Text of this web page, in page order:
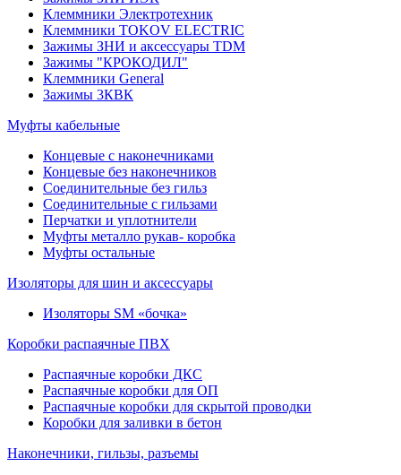
Клеммники Электротехник
Клеммники TOKOV ELECTRIC
Зажимы ЗНИ и аксессуары TDM
Зажимы "КРОКОДИЛ"
Клеммники General
Зажимы 3КВК
Муфты кабельные
Концевые с наконечниками
Концевые без наконечников
Соединительные без гильз
Соединительные с гильзами
Перчатки и уплотнители
Муфты металло рукав- коробка
Муфты остальные
Изоляторы для шин и аксессуары
Изоляторы SM «бочка»
Коробки распаячные ПВХ
Распаячные коробки ДКС
Распаячные коробки для ОП
Распаячные коробки для скрытой проводки
Коробки для заливки в бетон
Наконечники, гильзы, разъемы